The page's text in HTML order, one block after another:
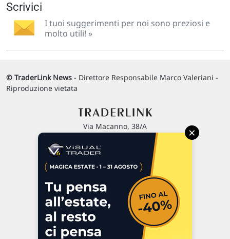
Scrivici
I tuoi suggerimenti per noi sono preziosi e
molto utili! »
© TraderLink News - Direttore Responsabile Marco Valeriani -
Riproduzione vietata
Via Macanno, 38/A
P.IVA 02 452 460 401
Commenti e segnalazioni
Contattaci
×